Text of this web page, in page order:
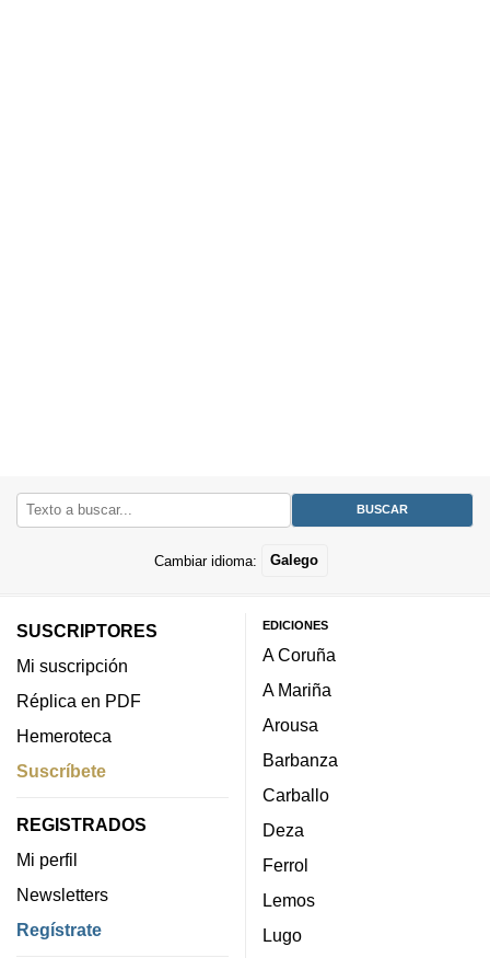
Cambiar idioma: Galego
SUSCRIPTORES
Mi suscripción
Réplica en PDF
Hemeroteca
Suscríbete
REGISTRADOS
Mi perfil
Newsletters
Regístrate
EDICIONES
A Coruña
A Mariña
Arousa
Barbanza
Carballo
Deza
Ferrol
Lemos
Lugo